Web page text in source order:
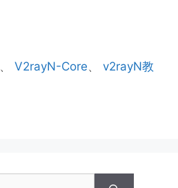
、V2rayN-Core、v2rayN教